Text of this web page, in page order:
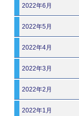
2022年6月
2022年5月
2022年4月
2022年3月
2022年2月
2022年1月